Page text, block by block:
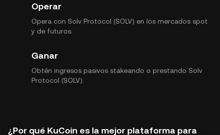
Operar
Opera con Solv Protocol (SOLV) en los mercados spot
y de futuros.
Ganar
Obtén ingresos pasivos stakeando o prestando Solv
Protocol (SOLV).
¿Por qué KuCoin es la mejor plataforma para